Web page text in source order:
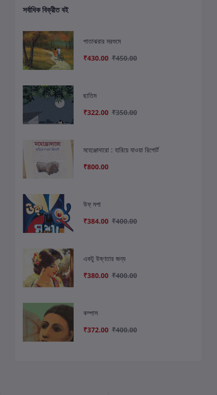
সর্বাধিক বিক্রীত বই
পাতাঝরার মরশুমে
₹430.00 ₹450.00
ছাতিম
₹322.00 ₹350.00
মহেঞ্জোদারো : হারিয়ে যাওয়া রিপোর্ট
₹800.00
উফ্ মশা
₹384.00 ₹400.00
একটু উষ্ণতার জন্য
₹380.00 ₹400.00
কম্পাস
₹372.00 ₹400.00